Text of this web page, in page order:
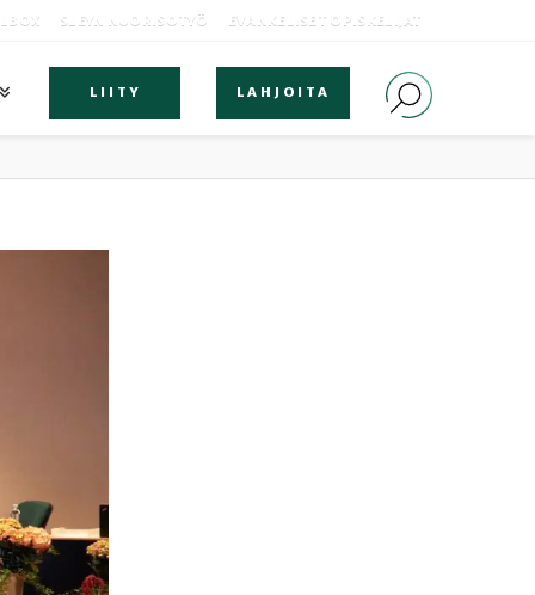
SLEYN NUORISOTYÖ EVANKELISET OPISKELIJAT
LIITY LAHJOITA